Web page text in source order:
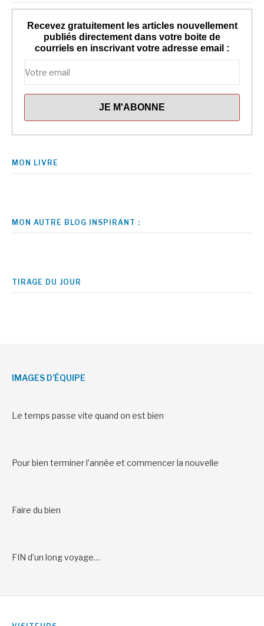
Recevez gratuitement les articles nouvellement
publiés directement dans votre boite de
courriels en inscrivant votre adresse email :
MON LIVRE
MON AUTRE BLOG INSPIRANT :
TIRAGE DU JOUR
IMAGES D’ÉQUIPE
Le temps passe vite quand on est bien
Pour bien terminer l’année et commencer la nouvelle
Faire du bien
FIN d’un long voyage…